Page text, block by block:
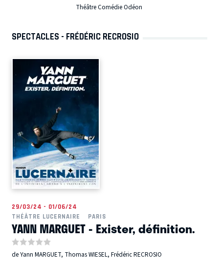
Théâtre Comédie Odéon
SPECTACLES - FRÉDÉRIC RECROSIO
29/03/24 - 01/06/24
THÉÂTRE LUCERNAIRE
PARIS
YANN MARGUET - Exister, définition.
de Yann MARGUET, Thomas WIESEL, Frédéric RECROSIO